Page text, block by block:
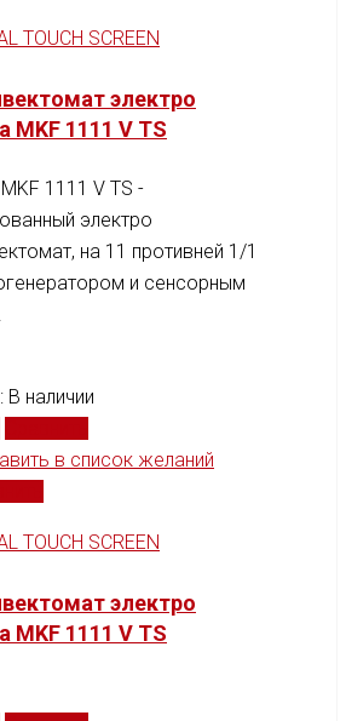
TOUCH SCREEN
электро
MKF 1111 V TS
1111 V TS -
электро
на 11 противней 1/1
и сенсорным
В наличии
в список желаний
TOUCH SCREEN
электро
MKF 1111 V TS